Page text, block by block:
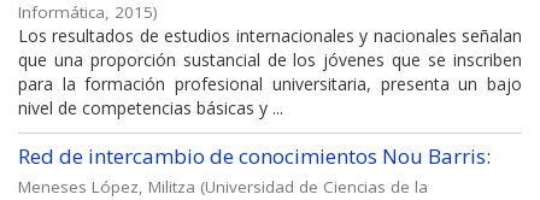
Informática, 2015)
Los resultados de estudios internacionales y nacionales señalan
que una proporción sustancial de los jóvenes que se inscriben
para la formación profesional universitaria, presenta un bajo
nivel de competencias básicas y ...
Red de intercambio de conocimientos Nou Barris:
Meneses López, Militza (Universidad de Ciencias de la